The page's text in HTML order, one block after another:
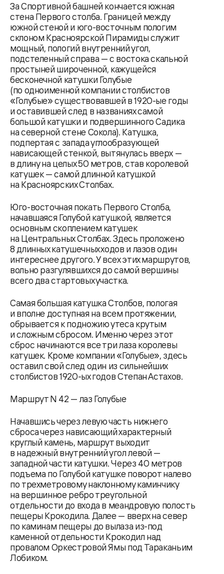
За Спортивной башней кончается южная
стена Первого столба. Границей между
южной стеной и юго-восточным пологим
склоном Красноярской Пирамиды служит
мощный, пологий внутренний угол,
подстеленный справа — с востока скальной
простыней широченной, кажущейся
бесконечной катушки Голубые
(по одноименной компании столбистов
«Голубые» существовавшей в 1920-ые годы
и оставившей след в названиях самой
большой катушки и подвершинного Садика
на северной стене Сокола). Катушка,
подпертая с запада углообразующей
нависающей стенкой, вытянулась вверх —
в длину на целых 50 метров, став королевой
катушек — самой длинной катушкой
на Красноярских Столбах.
Юго-восточная покать Первого Столба,
начавшаяся Голубой катушкой, является
основным скоплением катушек
на Центральных Столбах. Здесь проложено
8 длинных катушечных ходов и лазов один
интереснее другого. У всех этих маршрутов,
вольно разгулявшихся до самой вершины
всего два стартовых участка.
Самая большая катушка Столбов, пологая
и вполне доступная на всем протяжении,
обрывается к подножию утеса крутым
и сложным сбросом. Именно через этот
сброс начинаются все три лаза королевы
катушек. Кроме компании «Голубые», здесь
оставил свой след один из сильнейших
столбистов 1920-ых годов Степан Астахов.
Маршрут N 42 — лаз Голубые
Начавшись через левую часть нижнего
сброса через нависающий характерный
круглый камень, маршрут выходит
в надежный внутренний угол левой —
западной части катушки. Через 40 метров
подъема по Голубой катушке поворот налево
по трехметровому наклонному каминчику
на вершинное ребро треугольной
отдельности до входа в меандровую полость
пещеры Крокодила. Далее — вверх на север
по каминам пещеры до вылаза из-под
каменной отдельности Крокодил над
провалом Оркестровой Ямы под Тараканьим
Лобиком.